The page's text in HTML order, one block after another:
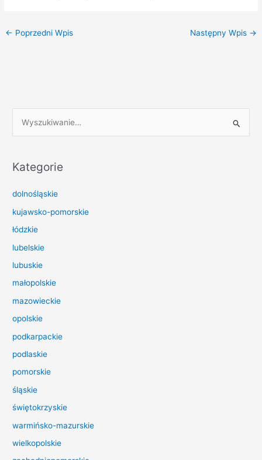
← Poprzedni Wpis Następny Wpis →
k
j
d
l
Kategorie
dolnośląskie
kujawsko-pomorskie
łódzkie
lubelskie
lubuskie
małopolskie
mazowieckie
opolskie
podkarpackie
podlaskie
pomorskie
śląskie
świętokrzyskie
warmińsko-mazurskie
wielkopolskie